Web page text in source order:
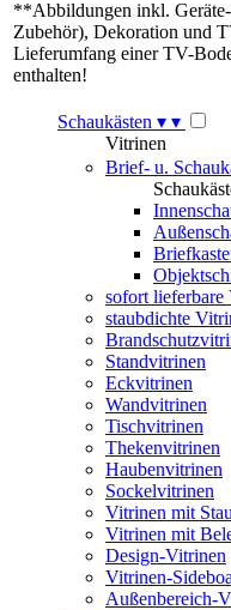
**Abbildungen inkl.
Zubehör), Dekoration und
Lieferumfang einer TV-
enthalten!
Schaukästen ▾ ▾
Vitrinen
Brief- u.
sofort lieferbare
staubdichte
Standvitrinen
Eckvitrinen
Wandvitrinen
Tischvitrinen
Thekenvitrinen
Haubenvitrinen
Sockelvitrinen
Vitrinen mit
Vitrinen mit
Design-Vitrinen
Vitrinen-
Außenbereich-